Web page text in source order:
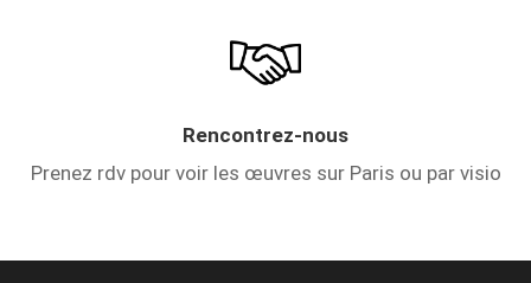
Rencontrez-nous
Prenez rdv pour voir les œuvres sur Paris ou par visio